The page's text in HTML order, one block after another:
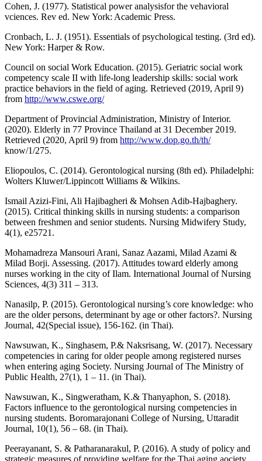
Cohen, J. (1977). Statistical power analysisfor the vehavioral
vciences. Rev ed. New York: Academic Press.
Cronbach, L. J. (1951). Essentials of psychological testing. (3rd ed).
New York: Harper & Row.
Council on social Work Education. (2015). Geriatric social work
competency scale II with life-long leadership skills: social work
practice behaviors in the field of aging. Retrieved (2019, April 9)
from http://www.cswe.org/
Department of Provincial Administration, Ministry of Interior.
(2020). Elderly in 77 Province Thailand at 31 December 2019.
Retrieved (2020, April 9) from http://www.dop.go.th/th/
know/1/275.
Eliopoulos, C. (2014). Gerontological nursing (8th ed). Philadelphi:
Wolters Kluwer/Lippincott Williams & Wilkins.
Ismail Azizi-Fini, Ali Hajibagheri & Mohsen Adib-Hajbaghery.
(2015). Critical thinking skills in nursing students: a comparison
between freshmen and senior students. Nursing Midwifery Study,
4(1), e25721.
Mohamadreza Mansouri Arani, Sanaz Aazami, Milad Azami &
Milad Borji. Assessing. (2017). Attitudes toward elderly among
nurses working in the city of Ilam. International Journal of Nursing
Sciences, 4(3) 311 – 313.
Nanasilp, P. (2015). Gerontological nursing’s core knowledge: who
are the older persons, determinant by age or other factors?. Nursing
Journal, 42(Special issue), 156-162. (in Thai).
Nawsuwan, K., Singhasem, P.& Naksrisang, W. (2017). Necessary
competencies in caring for older people among registered nurses
when entering aging Society. Nursing Journal of The Ministry of
Public Health, 27(1), 1 – 11. (in Thai).
Nawsuwan, K., Singweratham, K.& Thanyaphon, S. (2018).
Factors influence to the gerontological nursing competencies in
nursing students. Boromarajonani College of Nursing, Uttaradit
Journal, 10(1), 56 – 68. (in Thai).
Peerayanant, S. & Patharanarakul, P. (2016). A study of policy and
strategic measures of providing welfare for the Thai aging aociety.